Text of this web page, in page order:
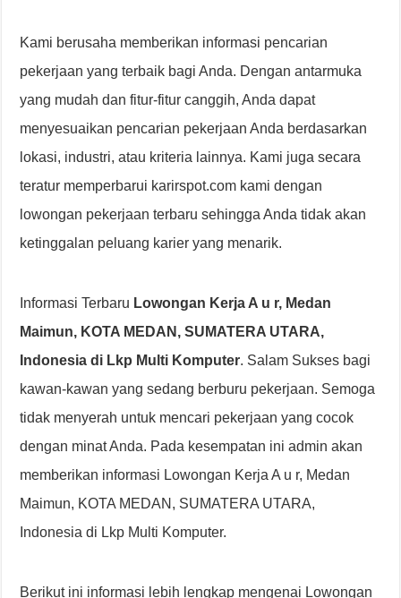
Kami berusaha memberikan informasi pencarian
pekerjaan yang terbaik bagi Anda. Dengan antarmuka
yang mudah dan fitur-fitur canggih, Anda dapat
menyesuaikan pencarian pekerjaan Anda berdasarkan
lokasi, industri, atau kriteria lainnya. Kami juga secara
teratur memperbarui karirspot.com kami dengan
lowongan pekerjaan terbaru sehingga Anda tidak akan
ketinggalan peluang karier yang menarik.
Informasi Terbaru Lowongan Kerja A u r, Medan
Maimun, KOTA MEDAN, SUMATERA UTARA,
Indonesia di Lkp Multi Komputer. Salam Sukses bagi
kawan-kawan yang sedang berburu pekerjaan. Semoga
tidak menyerah untuk mencari pekerjaan yang cocok
dengan minat Anda. Pada kesempatan ini admin akan
memberikan informasi Lowongan Kerja A u r, Medan
Maimun, KOTA MEDAN, SUMATERA UTARA,
Indonesia di Lkp Multi Komputer.
Berikut ini informasi lebih lengkap mengenai Lowongan